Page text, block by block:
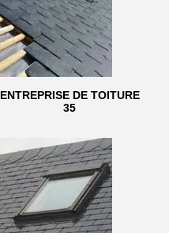
ENTREPRISE DE TOITURE
35